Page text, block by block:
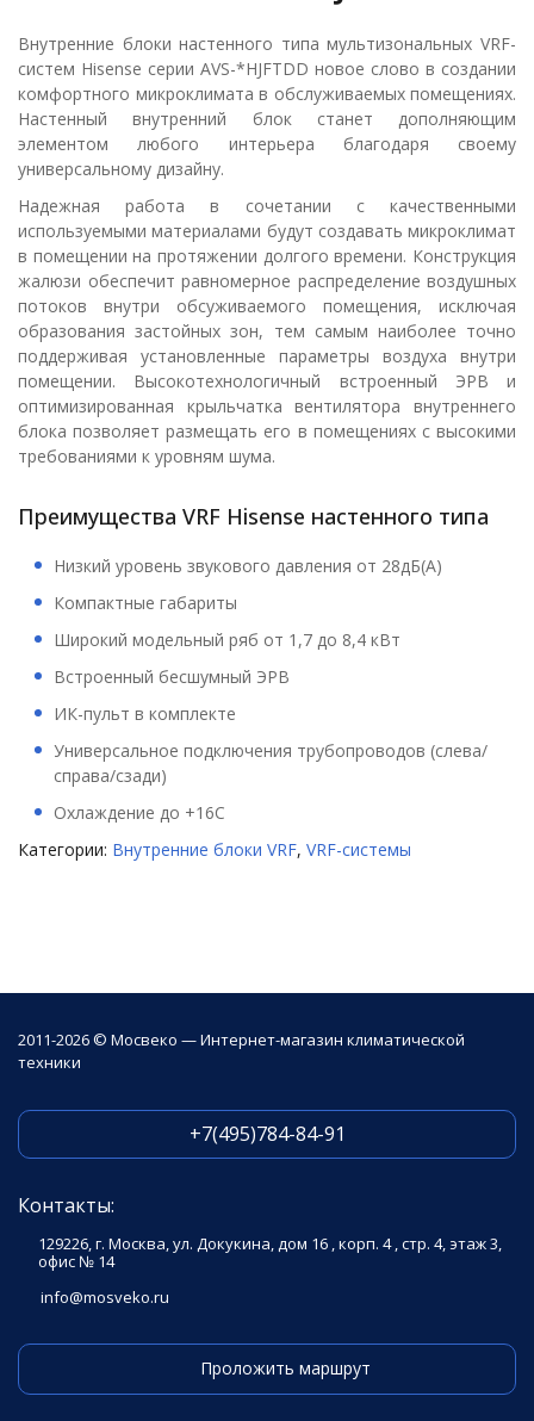
Внутренние блоки настенного типа мультизональных VRF-
систем Hisense серии AVS-*HJFTDD новое слово в создании
комфортного микроклимата в обслуживаемых помещениях.
Настенный внутренний блок станет дополняющим
элементом любого интерьера благодаря своему
универсальному дизайну.
Надежная работа в сочетании с качественными
используемыми материалами будут создавать микроклимат
в помещении на протяжении долгого времени. Конструкция
жалюзи обеспечит равномерное распределение воздушных
потоков внутри обсуживаемого помещения, исключая
образования застойных зон, тем самым наиболее точно
поддерживая установленные параметры воздуха внутри
помещении. Высокотехнологичный встроенный ЭРВ и
оптимизированная крыльчатка вентилятора внутреннего
блока позволяет размещать его в помещениях с высокими
требованиями к уровням шума.
Преимущества VRF Hisense настенного типа
Низкий уровень звукового давления от 28дБ(А)
Компактные габариты
Широкий модельный ряб от 1,7 до 8,4 кВт
Встроенный бесшумный ЭРВ
ИК-пульт в комплекте
Универсальное подключения трубопроводов (слева/
справа/сзади)
Охлаждение до +16С
Категории: Внутренние блоки VRF, VRF-системы
2011-2026 © Мосвеко — Интернет-магазин климатической
техники
+7(495)784-84-91
Контакты:
129226, г. Москва, ул. Докукина, дом 16 , корп. 4 , стр. 4, этаж 3,
офис № 14
info@mosveko.ru
Проложить маршрут